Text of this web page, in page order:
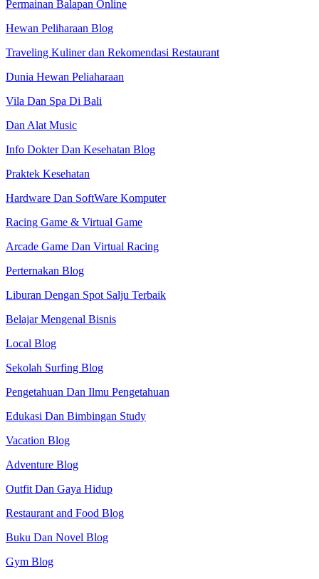
Permainan Balapan Online
Hewan Peliharaan Blog
Traveling Kuliner dan Rekomendasi Restaurant
Dunia Hewan Peliaharaan
Vila Dan Spa Di Bali
Dan Alat Music
Info Dokter Dan Kesehatan Blog
Praktek Kesehatan
Hardware Dan SoftWare Komputer
Racing Game & Virtual Game
Arcade Game Dan Virtual Racing
Perternakan Blog
Liburan Dengan Spot Salju Terbaik
Belajar Mengenal Bisnis
Local Blog
Sekolah Surfing Blog
Pengetahuan Dan Ilmu Pengetahuan
Edukasi Dan Bimbingan Study
Vacation Blog
Adventure Blog
Outfit Dan Gaya Hidup
Restaurant and Food Blog
Buku Dan Novel Blog
Gym Blog